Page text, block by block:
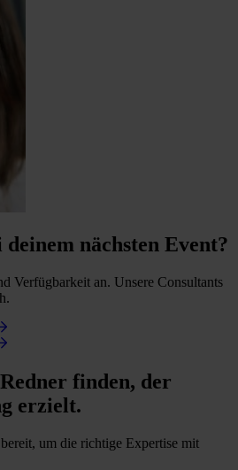
nächsten Event?
Verfügbarkeit an. Unsere Consultants
finden, der
erzielt.
um die richtige Expertise mit